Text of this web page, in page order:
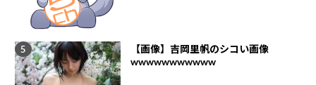
【画像】吉岡里帆のシコい画像
wwwwwwwwwww